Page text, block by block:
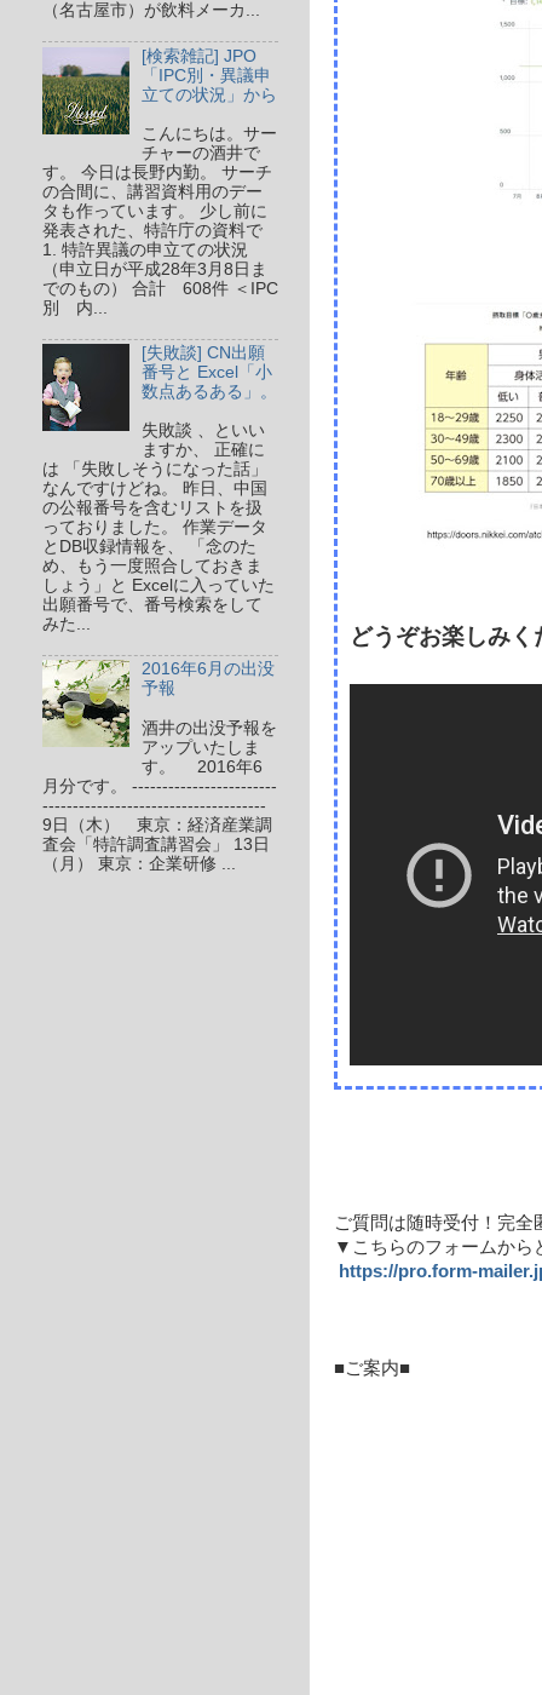
どうぞお楽しみ
ご質問は随時受付！完全
▼こちらのフォームから
https://pro.form-
■ご案内■
（名古屋市）が飲料メーカ...
[検索雑記] JPO
「IPC別・異議申
立ての状況」から
こんにちは。サー
チャーの酒井で
す。 今日は長野内勤。 サーチ
の合間に、講習資料用のデー
タも作っています。 少し前に
発表された、特許庁の資料で
1. 特許異議の申立ての状況
（申立日が平成28年3月8日ま
でのもの） 合計 608件 ＜IPC
別 内...
[失敗談] CN出願
番号と Excel「小
数点あるある」。
失敗談 、といい
ますか、 正確に
は 「失敗しそうになった話」
なんですけどね。 昨日、中国
の公報番号を含むリストを扱
っておりました。 作業データ
とDB収録情報を、 「念のた
め、もう一度照合しておきま
しょう」と Excelに入っていた
出願番号で、番号検索をして
みた...
2016年6月の出没
予報
酒井の出没予報を
アップいたしま
す。 2016年6
月分です。 ------------------------
-------------------------------------
9日（木） 東京：経済産業調
査会「特許調査講習会」 13日
（月） 東京：企業研修 ...